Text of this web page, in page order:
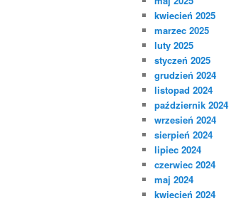
kwiecień 2025
marzec 2025
luty 2025
styczeń 2025
grudzień 2024
listopad 2024
październik 2024
wrzesień 2024
sierpień 2024
lipiec 2024
czerwiec 2024
maj 2024
kwiecień 2024